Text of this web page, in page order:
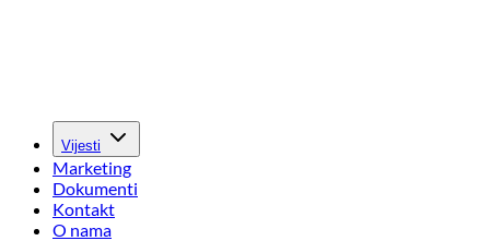
Vijesti
Marketing
Dokumenti
Kontakt
O nama